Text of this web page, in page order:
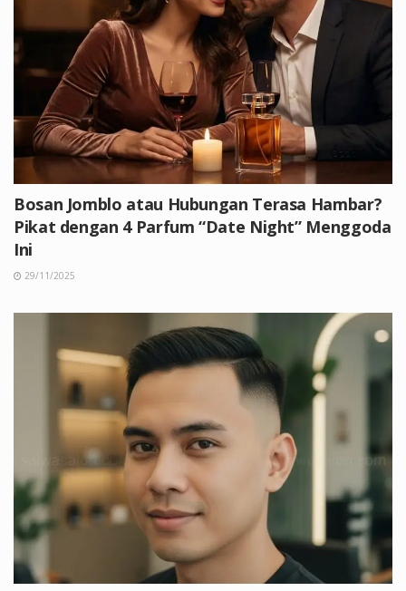
Bosan Jomblo atau Hubungan Terasa Hambar?
Pikat dengan 4 Parfum “Date Night” Menggoda
Ini
29/11/2025